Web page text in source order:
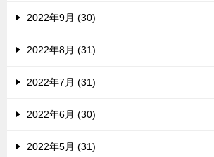
2022年9月 (30)
2022年8月 (31)
2022年7月 (31)
2022年6月 (30)
2022年5月 (31)